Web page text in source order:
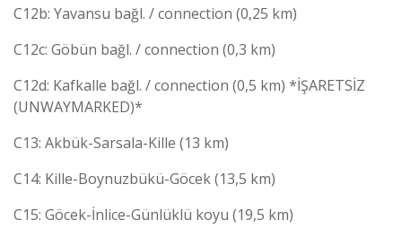
C12b: Yavansu bağl. / connection (0,25 km)
C12c: Göbün bağl. / connection (0,3 km)
C12d: Kafkalle bağl. / connection (0,5 km) *İŞARETSİZ
(UNWAYMARKED)*
C13: Akbük-Sarsala-Kille (13 km)
C14: Kille-Boynuzbükü-Göcek (13,5 km)
C15: Göcek-İnlice-Günlüklü koyu (19,5 km)